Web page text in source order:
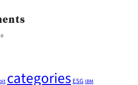
categories ESG IBM